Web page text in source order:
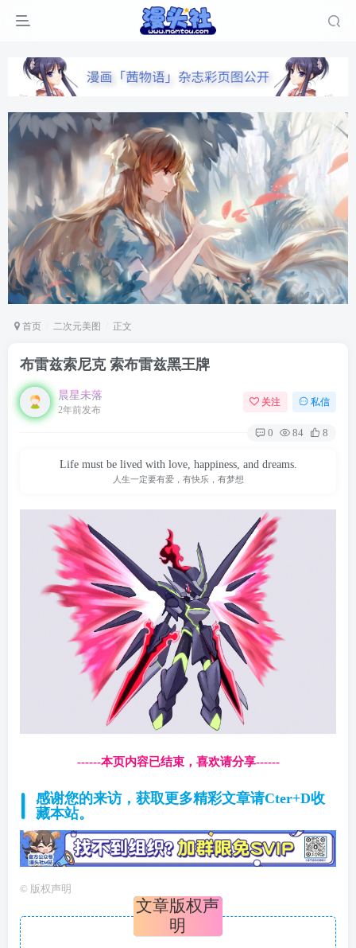
首页 二次元美图 正文
布雷兹索尼克 索布雷兹黑王牌
晨星未落
2年前发布
关注 私信
0 84 8
Life must be lived with love, happiness, and dreams.
人生一定要有爱，有快乐，有梦想
------本页内容已结束，喜欢请分享------
感谢您的来访，获取更多精彩文章请Cter+D收
藏本站。
© 版权声明
文章版权声
明